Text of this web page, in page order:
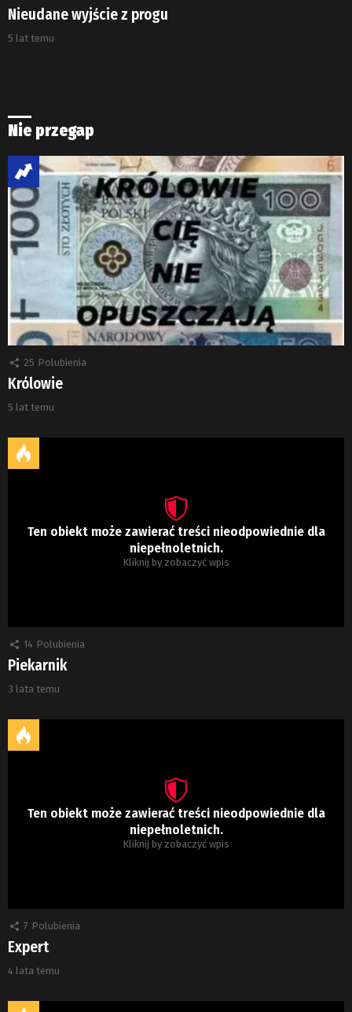
Nieudane wyjście z progu
5 lat temu
Nie przegap
25 Polubienia
Królowie
5 lat temu
Ten obiekt może zawierać treści nieodpowiednie dla
niepełnoletnich.
Kliknij by zobaczyć wpis
14 Polubienia
Piekarnik
3 lata temu
Ten obiekt może zawierać treści nieodpowiednie dla
niepełnoletnich.
Kliknij by zobaczyć wpis
7 Polubienia
Expert
4 lata temu